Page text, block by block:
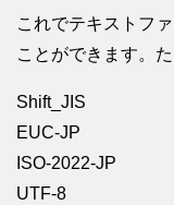
これでテキストフ
ことができます。
Shift_JIS
EUC-JP
ISO-2022-JP
UTF-8